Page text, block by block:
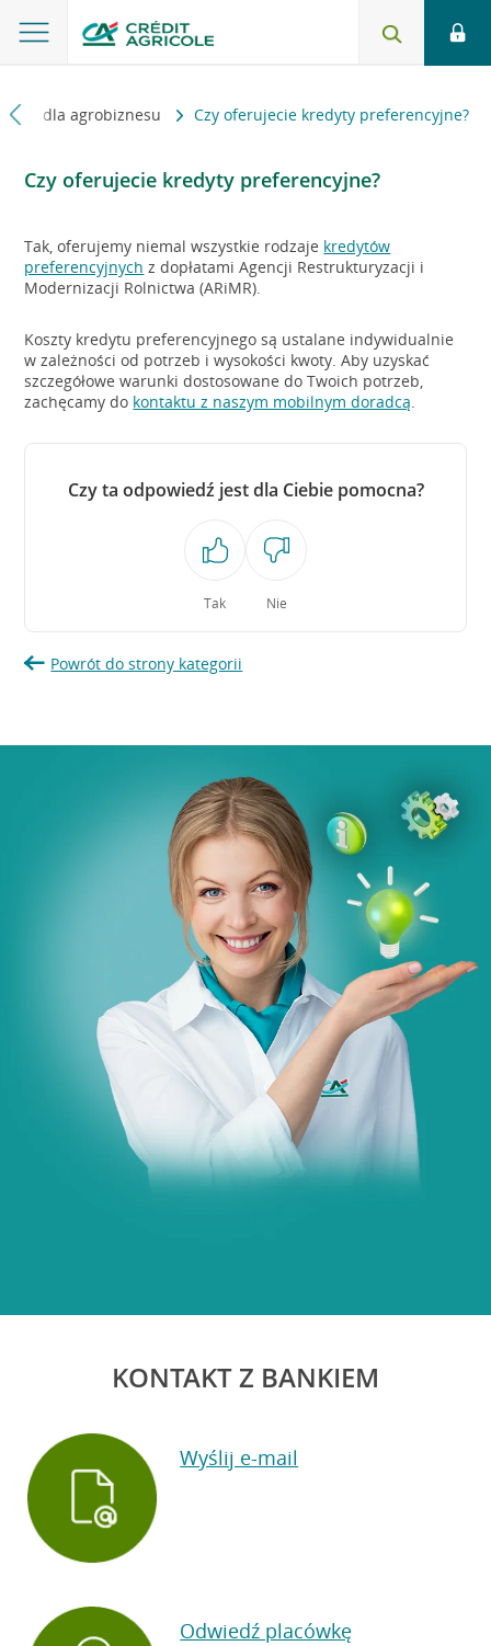
dla agrobiznesu Czy oferujecie kredyty preferencyjne?
Czy oferujecie kredyty preferencyjne?
Tak, oferujemy niemal wszystkie rodzaje kredytów
preferencyjnych z dopłatami Agencji Restrukturyzacji i
Modernizacji Rolnictwa (ARiMR).
Koszty kredytu preferencyjnego są ustalane indywidualnie
w zależności od potrzeb i wysokości kwoty. Aby uzyskać
szczegółowe warunki dostosowane do Twoich potrzeb,
zachęcamy do kontaktu z naszym mobilnym doradcą.
Czy ta odpowiedź jest dla Ciebie pomocna?
Tak Nie
Powrót do strony kategorii
KONTAKT Z BANKIEM
Wyślij e-mail
Odwiedź placówkę